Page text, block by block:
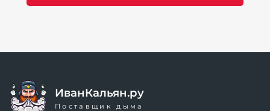
ИванКальян.ру
Поставщик дыма